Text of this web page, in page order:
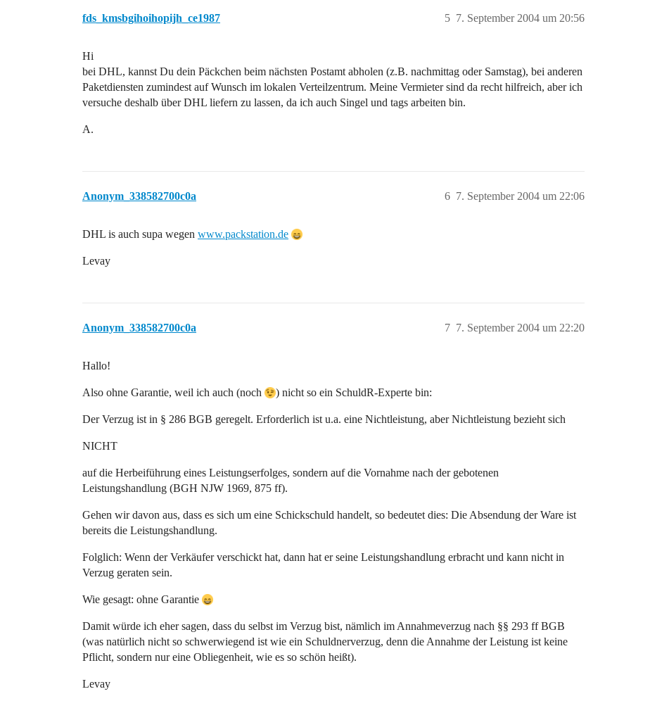
fds_kmsbgihoihopijh_ce1987 7. September 2004 um 20:56
5
Hi
bei DHL, kannst Du dein Päckchen beim nächsten Postamt abholen (z.B. nachmittag oder Samstag), bei anderen
Paketdiensten zumindest auf Wunsch im lokalen Verteilzentrum. Meine Vermieter sind da recht hilfreich, aber ich
versuche deshalb über DHL liefern zu lassen, da ich auch Singel und tags arbeiten bin.
A.
Anonym_338582700c0a 7. September 2004 um 22:06
6
DHL is auch supa wegen www.packstation.de
Levay
Anonym_338582700c0a 7. September 2004 um 22:20
7
Hallo!
Also ohne Garantie, weil ich auch (noch ) nicht so ein SchuldR-Experte bin:
Der Verzug ist in § 286 BGB geregelt. Erforderlich ist u.a. eine Nichtleistung, aber Nichtleistung bezieht sich
NICHT
auf die Herbeiführung eines Leistungserfolges, sondern auf die Vornahme nach der gebotenen
Leistungshandlung (BGH NJW 1969, 875 ff).
Gehen wir davon aus, dass es sich um eine Schickschuld handelt, so bedeutet dies: Die Absendung der Ware ist
bereits die Leistungshandlung.
Folglich: Wenn der Verkäufer verschickt hat, dann hat er seine Leistungshandlung erbracht und kann nicht in
Verzug geraten sein.
Wie gesagt: ohne Garantie
Damit würde ich eher sagen, dass du selbst im Verzug bist, nämlich im Annahmeverzug nach §§ 293 ff BGB
(was natürlich nicht so schwerwiegend ist wie ein Schuldnerverzug, denn die Annahme der Leistung ist keine
Pflicht, sondern nur eine Obliegenheit, wie es so schön heißt).
Levay